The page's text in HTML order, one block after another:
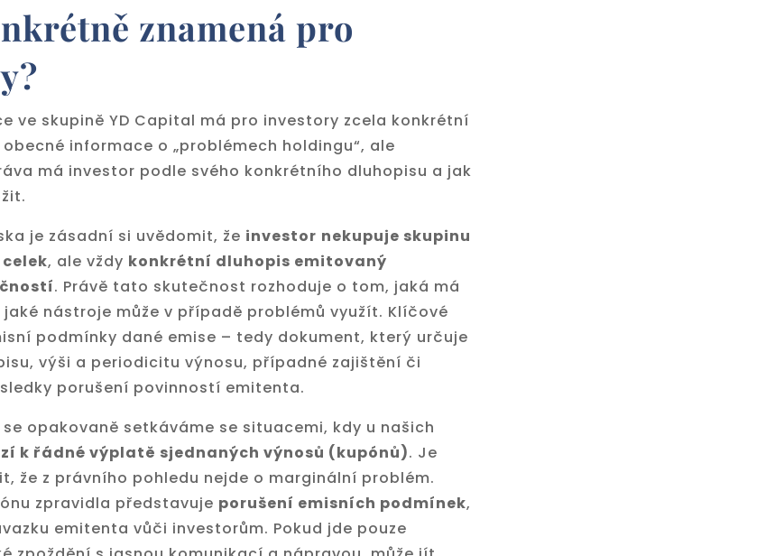
znamená pro
ve skupině YD Capital má pro investory zcela konkrétní
informace o „problémech holdingu“, ale
má investor podle svého konkrétního dluhopisu a jak
je zásadní si uvědomit, že investor nekupuje skupinu
, ale vždy konkrétní dluhopis emitovaný
. Právě tato skutečnost rozhoduje o tom, jaká má
nástroje může v případě problémů využít. Klíčové
podmínky dané emise – tedy dokument, který určuje
výši a periodicitu výnosu, případné zajištění či
porušení povinností emitenta.
opakovaně setkáváme se situacemi, kdy u našich
k řádné výplatě sjednaných výnosů (kupónů). Je
že z právního pohledu nejde o marginální problém.
zpravidla představuje porušení emisních podmínek,
emitenta vůči investorům. Pokud jde pouze